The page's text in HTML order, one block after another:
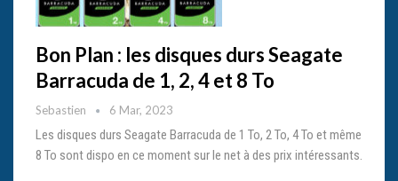
Bon Plan : les disques durs Seagate
Barracuda de 1, 2, 4 et 8 To
Sebastien 6 Mar, 2023
Les disques durs Seagate Barracuda de 1 To, 2 To, 4 To et même
8 To sont dispo en ce moment sur le net à des prix intéressants.